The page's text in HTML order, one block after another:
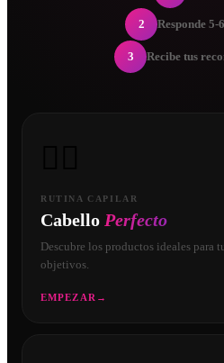
2 Responde 5-
3 Recibe tus
RUTINA CAPILAR
Cabello Perfecto
Descubre los productos ideales para
objetivos.
EMPEZAR →